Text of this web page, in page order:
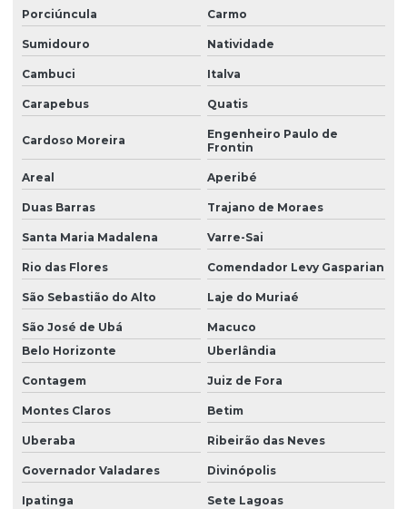
Porciúncula Carmo
Sumidouro Natividade
Cambuci Italva
Carapebus Quatis
Cardoso Moreira
Engenheiro Paulo de
Frontin
Areal Aperibé
Duas Barras Trajano de Moraes
Santa Maria Madalena Varre-Sai
Rio das Flores Comendador Levy Gasparian
São Sebastião do Alto Laje do Muriaé
São José de Ubá
Macuco
Belo Horizonte
Uberlândia
Contagem Juiz de Fora
Montes Claros Betim
Uberaba Ribeirão das Neves
Governador Valadares Divinópolis
Ipatinga Sete Lagoas